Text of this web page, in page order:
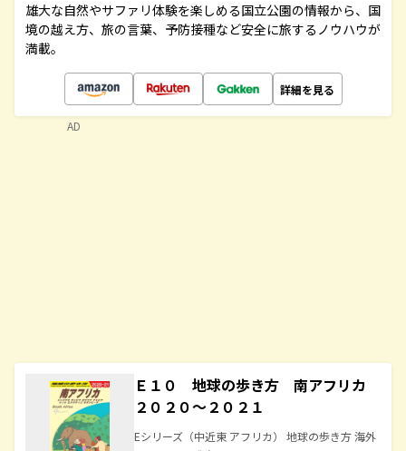
雄大な自然やサファリ体験を楽しめる国立公園の情報から、国
境の越え方、旅の言葉、予防接種など安全に旅するノウハウが
満載。
詳細を見る
Ｅ１０ 地球の歩き方 南アフリカ
２０２０～２０２１
Eシリーズ（中近東 アフリカ） 地球の歩き方 海外
AD